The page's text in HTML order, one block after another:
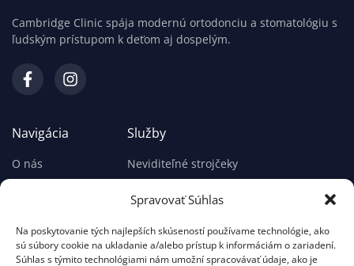
Spravovať Súhlas
Na poskytovanie tých najlepších skúseností používame technológie, ako
sú súbory cookie na ukladanie a/alebo prístup k informáciám o zariadení.
Súhlas s týmito technológiami nám umožní spracovávať údaje, ako je
Cambridge Clinic spája modernú ortodonciu a stomatológiu s
ľudským prístupom k deťom aj dospelým.
Navigácia
O nás
Pobočky
Služby
Neviditeľné strojčeky
Stomatológia pre dospelých